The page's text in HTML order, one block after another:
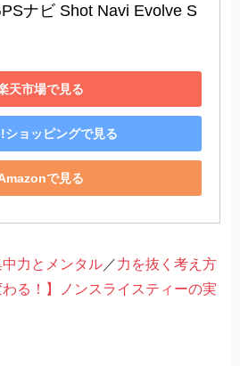
ナビ Shot Navi Evolve S
天市場で見る
ョッピングで見る
で見る
中力とメンタル／力を抜く考え方
わる！】ノンスライスティーの実